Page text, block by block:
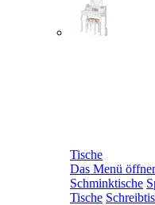
Tische
Das Menü
Schminktische
Tische